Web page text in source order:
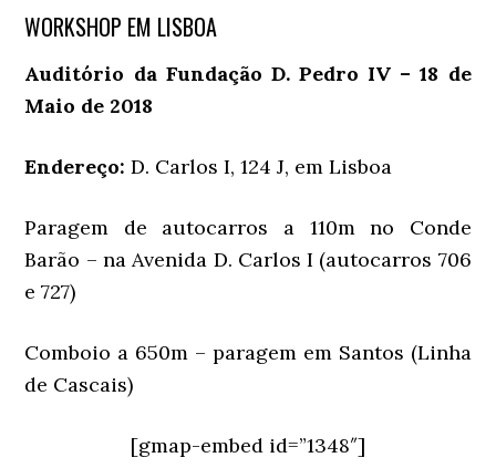
WORKSHOP EM LISBOA
Auditório da Fundação D. Pedro IV – 18 de
Maio de 2018
Endereço: D. Carlos I, 124 J, em Lisboa
Paragem de autocarros a 110m no Conde
Barão – na Avenida D. Carlos I (autocarros 706
e 727)
Comboio a 650m – paragem em Santos (Linha
de Cascais)
[gmap-embed id=”1348″]